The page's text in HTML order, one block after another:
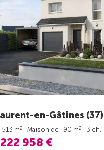
en-Gâtines (37)
m2 | Maison de : 90 m2
| 3 ch.
222 958 €